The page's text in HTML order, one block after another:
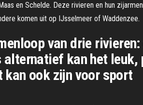
en Schelde. Deze rivieren en hun
komen uit op IJsselmeer of Waddenzee.
van drie rivieren:
alternatief kan het leuk,
kan ook zijn voor sport